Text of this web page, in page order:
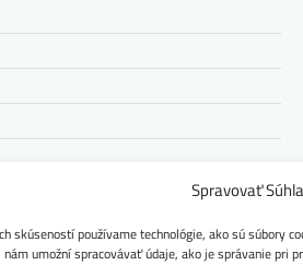
Spravovať
skúseností používame technológie, ako sú súbory
umožní spracovávať údaje, ako je správanie pri